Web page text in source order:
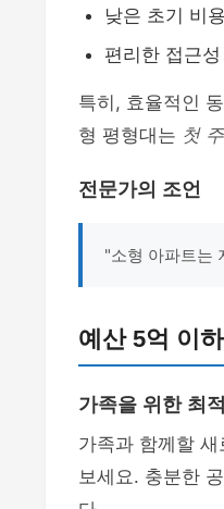
낮은 초기 비용
편리한 접근성
특히, 효율적인
형 평형대는 첫
전문가의 조언
"소형 아파트는
예산 5억 이
가족을 위한 최
가족과 함께할
보세요. 충분한